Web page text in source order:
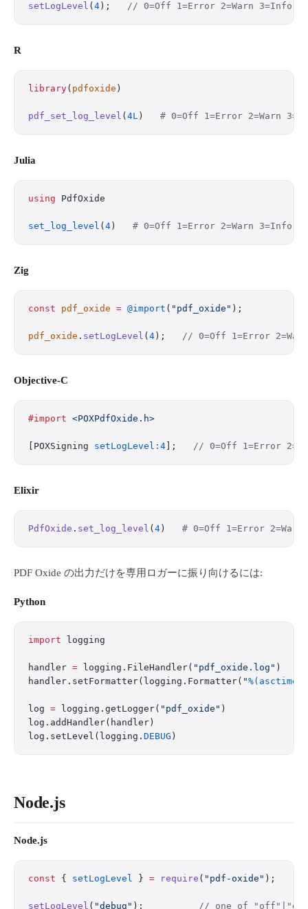
setLogLevel ( 4 ); // 0=Off 1=Error 2=Warn 3=Info
R
library( pdfoxide )
pdf_set_log_level ( 4L ) # 0=Off 1=Error 2=Warn
Julia
using PdfOxide
set_log_level ( 4 ) # 0=Off 1=Error 2=Warn 3=Info
Zig
const pdf_oxide = @import ( "pdf_oxide" );
pdf_oxide . setLogLevel ( 4 ); // 0=Off 1=Error
Objective-C
#import <POXPdfOxide.h>
[POXSigning setLogLevel:4 ]; // 0=Off 1=Error
Elixir
PdfOxide . set_log_level ( 4 ) # 0=Off 1=Error 2=Warn
PDF Oxide の出力だけを専用ロガーに振り向けるには:
Python
import logging
handler = logging.FileHandler( "pdf_oxide.log" )
handler.setFormatter(logging.Formatter( "%(asctime)s
log = logging.getLogger( "pdf_oxide" )
log.addHandler(handler)
log.setLevel(logging. DEBUG )
Node.js
Node.js
const { setLogLevel } = require ( "pdf-oxide" );
setLogLevel ( "debug" ); // one of